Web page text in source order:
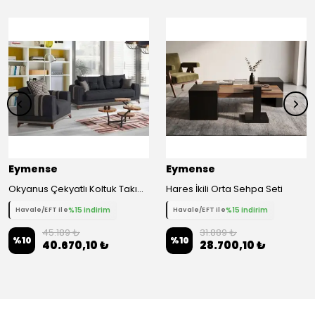
Eymense
Okyanus Çekyatlı Koltuk Takımı 3 1 - Gri
Havale/EFT ile%15 indirim
%10
45.189 ₺
40.670,10 ₺
Eymense
Hares İkili Orta Sehpa Seti
Havale/EFT ile%15 indirim
%10
31.889 ₺
28.700,10 ₺